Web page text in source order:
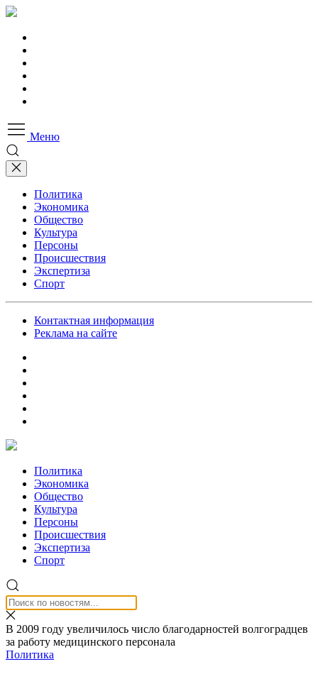
Меню
Политика
Экономика
Общество
Культура
Персоны
Происшествия
Экспертиза
Спорт
Контактная информация
Реклама на сайте
Политика
Экономика
Общество
Культура
Персоны
Происшествия
Экспертиза
Спорт
В 2009 году увеличилось число благодарностей волгоградцев
за работу медицинского персонала
Политика